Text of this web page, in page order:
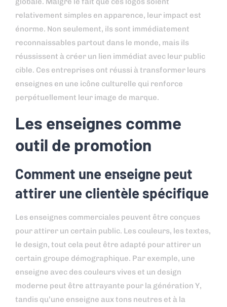
relativement simples en apparence, leur impact est
énorme. Non seulement, ils sont immédiatement
reconnaissables partout dans le monde, mais ils
réussissent à créer un lien immédiat avec leur public
cible. Ces entreprises ont réussi à transformer leurs
enseignes en une icône culturelle qui renforce
perpétuellement leur image de marque.
Les enseignes comme
outil de promotion
Comment une enseigne peut
attirer une clientèle spécifique
Les enseignes commerciales peuvent être conçues
pour attirer un certain public. Les couleurs, les textes,
le design, tout cela peut être adapté pour attirer un
certain groupe démographique. Par exemple, une
enseigne avec des couleurs vives et un design
moderne peut être attrayante pour la génération Y,
tandis qu’une enseigne aux tons neutres et à la